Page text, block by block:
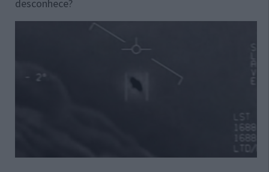
desconhece?